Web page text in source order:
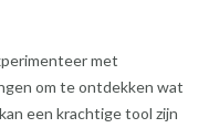
met
om te ontdekken wat
een krachtige tool zijn